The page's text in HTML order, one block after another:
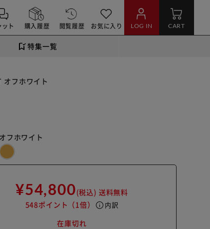
ット 購入履歴 閲覧履歴 お気に入り LOG IN CART
特集一覧
オフホワイト
オフホワイト
¥54,800(税込) 送料無料
548ポイント （1倍） info 内訳
在庫切れ